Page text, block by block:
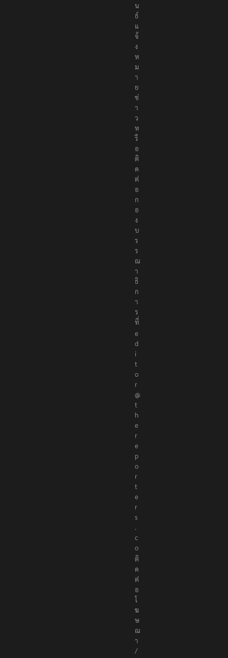
น
ธ์
แ
จ้
ง
ห
ม
า
ย
ข่
า
ว
ห
รื
อ
ติ
ด
ต่
อ
ก
อ
ง
บ
ร
ร
ณ
า
ธิ
ก
า
ร
ที่
e
d
i
t
o
r
@
t
h
e
r
e
p
o
r
t
e
r
s
.
c
o
ติ
ด
ต่
อ
โ
ฆ
ษ
ณ
า
/